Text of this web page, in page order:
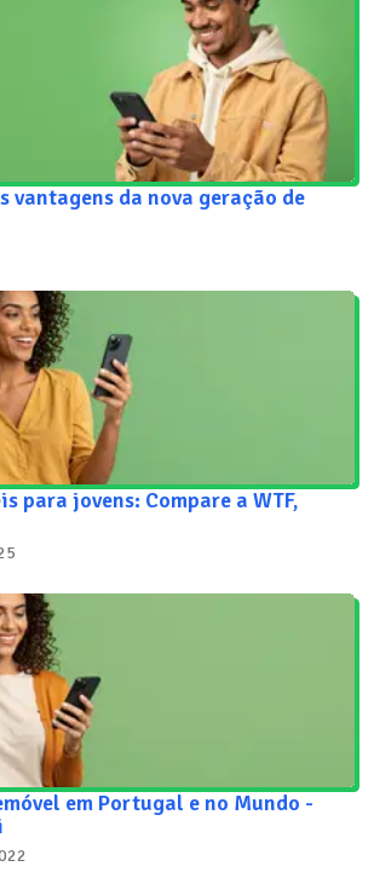
vantagens da nova geração de
para jovens: Compare a WTF,
em Portugal e no Mundo -